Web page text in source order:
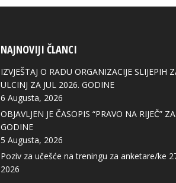
NAJNOVIJI ČLANCI
IZVJEŠTAJ O RADU ORGANIZACIJE SLIJEPIH
ULCINJ ZA JUL 2026. GODINE
6 Augusta, 2026
OBJAVLJEN JE ČASOPIS “PRAVO NA RIJEČ”
GODINE
5 Augusta, 2026
Poziv za učešće na treningu za anketare/ke
2026